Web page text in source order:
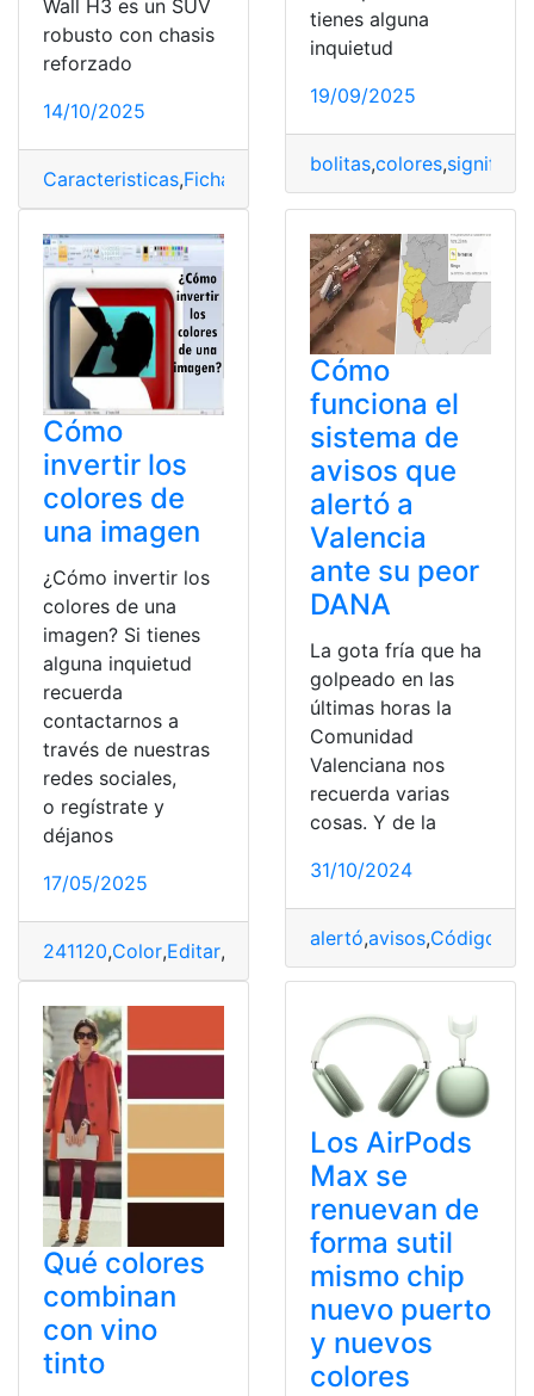
Wall H3 es un SUV
robusto con chasis
reforzado
14/10/2025
Caracteristicas,Ficha Tecnica Great Wall H3,opiniones
tienes alguna
inquietud
19/09/2025
bolitas,colores,significan
Cómo
invertir los
colores de
una imagen
¿Cómo invertir los
colores de una
imagen? Si tienes
alguna inquietud
recuerda
contactarnos a
través de nuestras
redes sociales,
o regístrate y
déjanos
17/05/2025
241120,Color,Editar, Imagen,invertir
Cómo
funciona el
sistema de
avisos que
alertó a
Valencia
ante su peor
DANA
La gota fría que ha
golpeado en las
últimas horas la
Comunidad
Valenciana nos
recuerda varias
cosas. Y de la
31/10/2024
alertó,avisos,Código
Qué colores
combinan
con vino
tinto
Los AirPods
Max se
renuevan de
forma sutil
mismo chip
nuevo puerto
y nuevos
colores